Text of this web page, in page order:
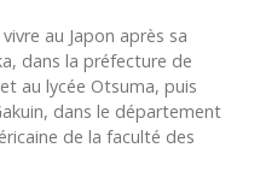
au Japon après sa
dans la préfecture de
au lycée Otsuma, puis
dans le département
de la faculté des